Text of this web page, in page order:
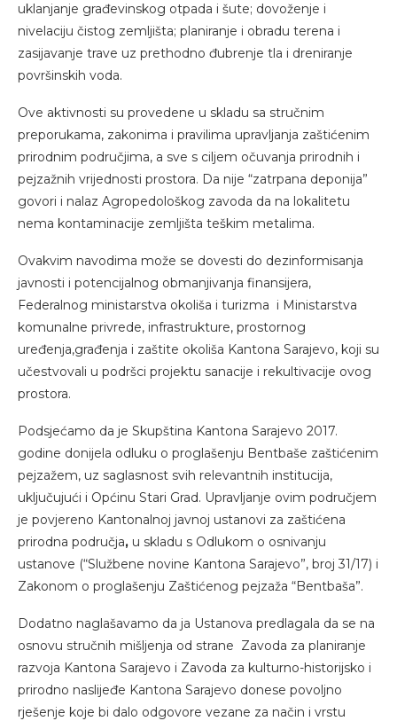
uklanjanje građevinskog otpada i šute; dovoženje i
nivelaciju čistog zemljišta; planiranje i obradu terena i
zasijavanje trave uz prethodno đubrenje tla i dreniranje
površinskih voda.
Ove aktivnosti su provedene u skladu sa stručnim
preporukama, zakonima i pravilima upravljanja zaštićenim
prirodnim područjima, a sve s ciljem očuvanja prirodnih i
pejzažnih vrijednosti prostora. Da nije “zatrpana deponija”
govori i nalaz Agropedološkog zavoda da na lokalitetu
nema kontaminacije zemljišta teškim metalima.
Ovakvim navodima može se dovesti do dezinformisanja
javnosti i potencijalnog obmanjivanja finansijera,
Federalnog ministarstva okoliša i turizma i Ministarstva
komunalne privrede, infrastrukture, prostornog
uređenja,građenja i zaštite okoliša Kantona Sarajevo, koji su
učestvovali u podršci projektu sanacije i rekultivacije ovog
prostora.
Podsjećamo da je Skupština Kantona Sarajevo 2017.
godine donijela odluku o proglašenju Bentbaše zaštićenim
pejzažem, uz saglasnost svih relevantnih institucija,
uključujući i Općinu Stari Grad. Upravljanje ovim područjem
je povjereno Kantonalnoj javnoj ustanovi za zaštićena
prirodna područja, u skladu s Odlukom o osnivanju
ustanove (“Službene novine Kantona Sarajevo”, broj 31/17) i
Zakonom o proglašenju Zaštićenog pejzaža “Bentbaša”.
Dodatno naglašavamo da ja Ustanova predlagala da se na
osnovu stručnih mišljenja od strane Zavoda za planiranje
razvoja Kantona Sarajevo i Zavoda za kulturno-historijsko i
prirodno naslijeđe Kantona Sarajevo donese povoljno
rješenje koje bi dalo odgovore vezane za način i vrstu